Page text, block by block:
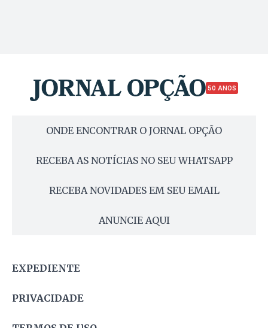
50 ANOS
ONDE ENCONTRAR O JORNAL OPÇÃO
RECEBA AS NOTÍCIAS NO SEU WHATSAPP
RECEBA NOVIDADES EM SEU EMAIL
ANUNCIE AQUI
EXPEDIENTE
PRIVACIDADE